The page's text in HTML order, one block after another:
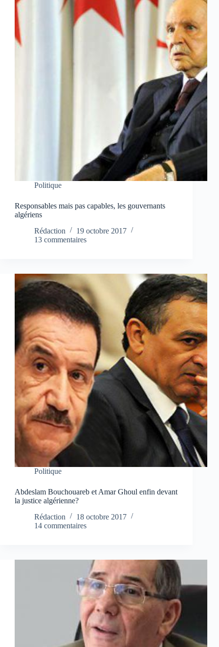
Politique
Responsables mais pas capables, les gouvernants
algériens
Rédaction
19 octobre 2017
13 commentaires
Politique
Abdeslam Bouchouareb et Amar Ghoul enfin devant
la justice algérienne?
Rédaction
18 octobre 2017
14 commentaires